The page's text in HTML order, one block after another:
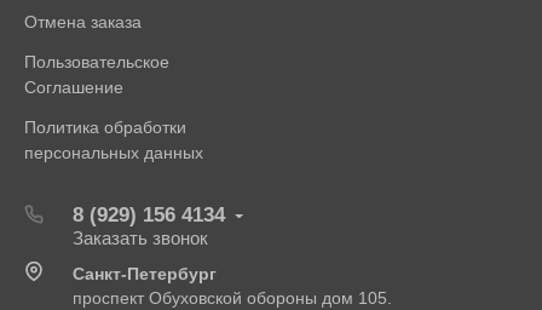
Отмена заказа
Пользовательское
Соглашение
Политика обработки
персональных данных
8 (929) 156 4134
Заказать звонок
Санкт-Петербург
проспект Обуховской обороны дом 105.